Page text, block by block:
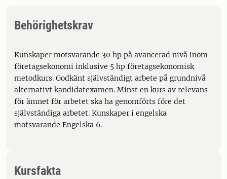
Behörighetskrav
Kunskaper motsvarande 30 hp på avancerad nivå inom
företagsekonomi inklusive 5 hp företagsekonomisk
metodkurs. Godkänt självständigt arbete på grundnivå
alternativt kandidatexamen. Minst en kurs av relevans
för ämnet för arbetet ska ha genomförts före det
självständiga arbetet. Kunskaper i engelska
motsvarande Engelska 6.
Kursfakta